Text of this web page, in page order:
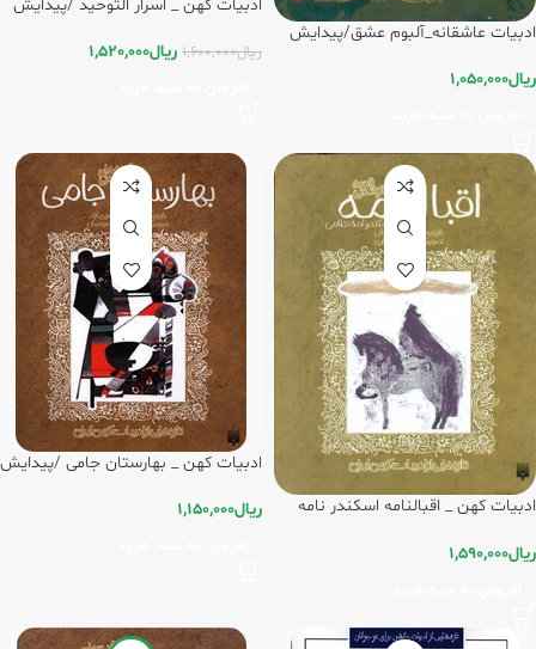
ادبیات عاشقانه_آلبوم عشق/پیدایش
ریال1,050,000
ادبیات کهن _ اسرار التوحید /پیدایش
ریال1,600,000 ریال1,520,000
ادبیات کهن _ اقبالنامه اسکندر نامه
ریال1,590,000
ادبیات کهن _ بهارستان جامی /پیدایش
ریال1,150,000